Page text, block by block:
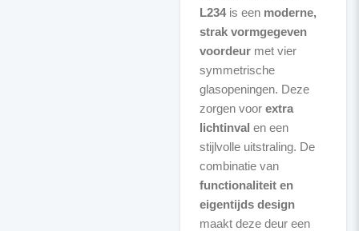
L234is een moderne,
strak vormgegeven
voordeurmet vier
symmetrische
glasopeningen. Deze
zorgen voor extra
lichtinval en een
stijlvolle uitstraling. De
combinatie van
functionaliteit en
eigentijds design
maakt deze deur een